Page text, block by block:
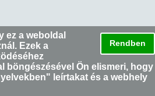
Rendben
ez a weboldal
Ezek a
böngészésével Ön elismeri, hogy
" leírtakat és a webhely